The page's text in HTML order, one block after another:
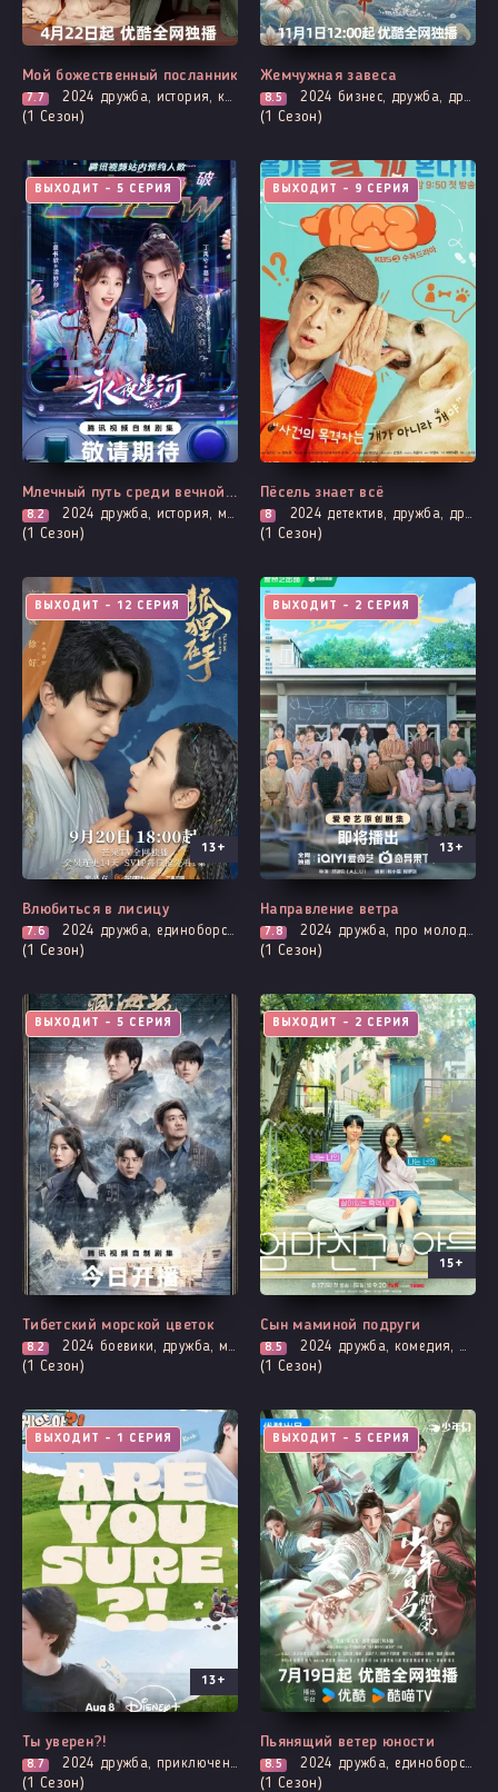
Мой божественный посланник
7.7 2024 дружба, история, комедия, романтика, фэнтези
(1 Сезон)
Жемчужная завеса
8.5 2024 бизнес, дружба, драма, история, романтика
(1 Сезон)
ВЫХОДИТ - 5 СЕРИЯ
Млечный путь среди вечной ночи
8.2 2024 дружба, история, мистика, романтика, фэнтези, демоны
(1 Сезон)
ВЫХОДИТ - 9 СЕРИЯ
Пёсель знает всё
8 2024 детектив, дружба, драма, комедия, ситком, фэнтези
(1 Сезон)
ВЫХОДИТ - 12 СЕРИЯ
13+
Влюбиться в лисицу
7.6 2024 дружба, единоборства, комедия, адаптация новел, романтика
(1 Сезон)
ВЫХОДИТ - 2 СЕРИЯ
13+
Направление ветра
7.8 2024 дружба, про молодость и любовь, приключения, повседневность, романтика
(1 Сезон)
ВЫХОДИТ - 5 СЕРИЯ
Тибетский морской цветок
8.2 2024 боевики, дружба, мистика, приключения, броманс, расследование, ужасы
(1 Сезон)
ВЫХОДИТ - 2 СЕРИЯ
15+
Сын маминой подруги
8.5 2024 дружба, комедия, мелодрама, романтика
(1 Сезон)
ВЫХОДИТ - 1 СЕРИЯ
13+
Ты уверен?!
8.7 2024 дружба, приключения
(1 Сезон)
ВЫХОДИТ - 5 СЕРИЯ
Пьянящий ветер юности
8.5 2024 дружба, единоборства, про молодость и любовь, адаптация новел, фэнтези
(1 Сезон)